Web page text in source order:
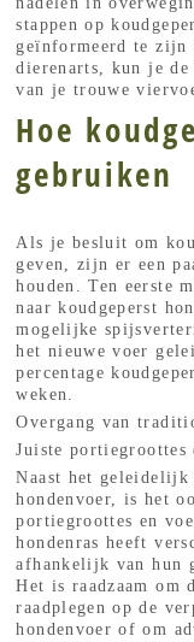
stappen op
geïnformeerd te zijn
dierenarts, kun je de
van je trouwe
Hoe
gebruiken
Als je besluit om
geven, zijn er een
houden. Ten eerste
naar koudgeperst
mogelijke
het nieuwe voer
percentage
weken.
Overgang van
Juiste portiegroottes
Naast het geleidelijk
hondenvoer, is het
portiegroottes en
hondenras heeft
afhankelijk van hun
Het is raadzaam om
raadplegen op de
hondenvoer of om